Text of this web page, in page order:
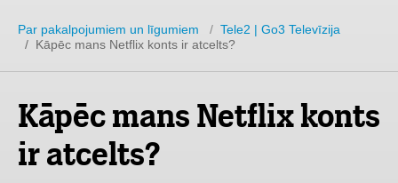
Par pakalpojumiem un līgumiem / Tele2 | Go3 Televīzija
/ Kāpēc mans Netflix konts ir atcelts?
Kāpēc mans Netflix konts
ir atcelts?